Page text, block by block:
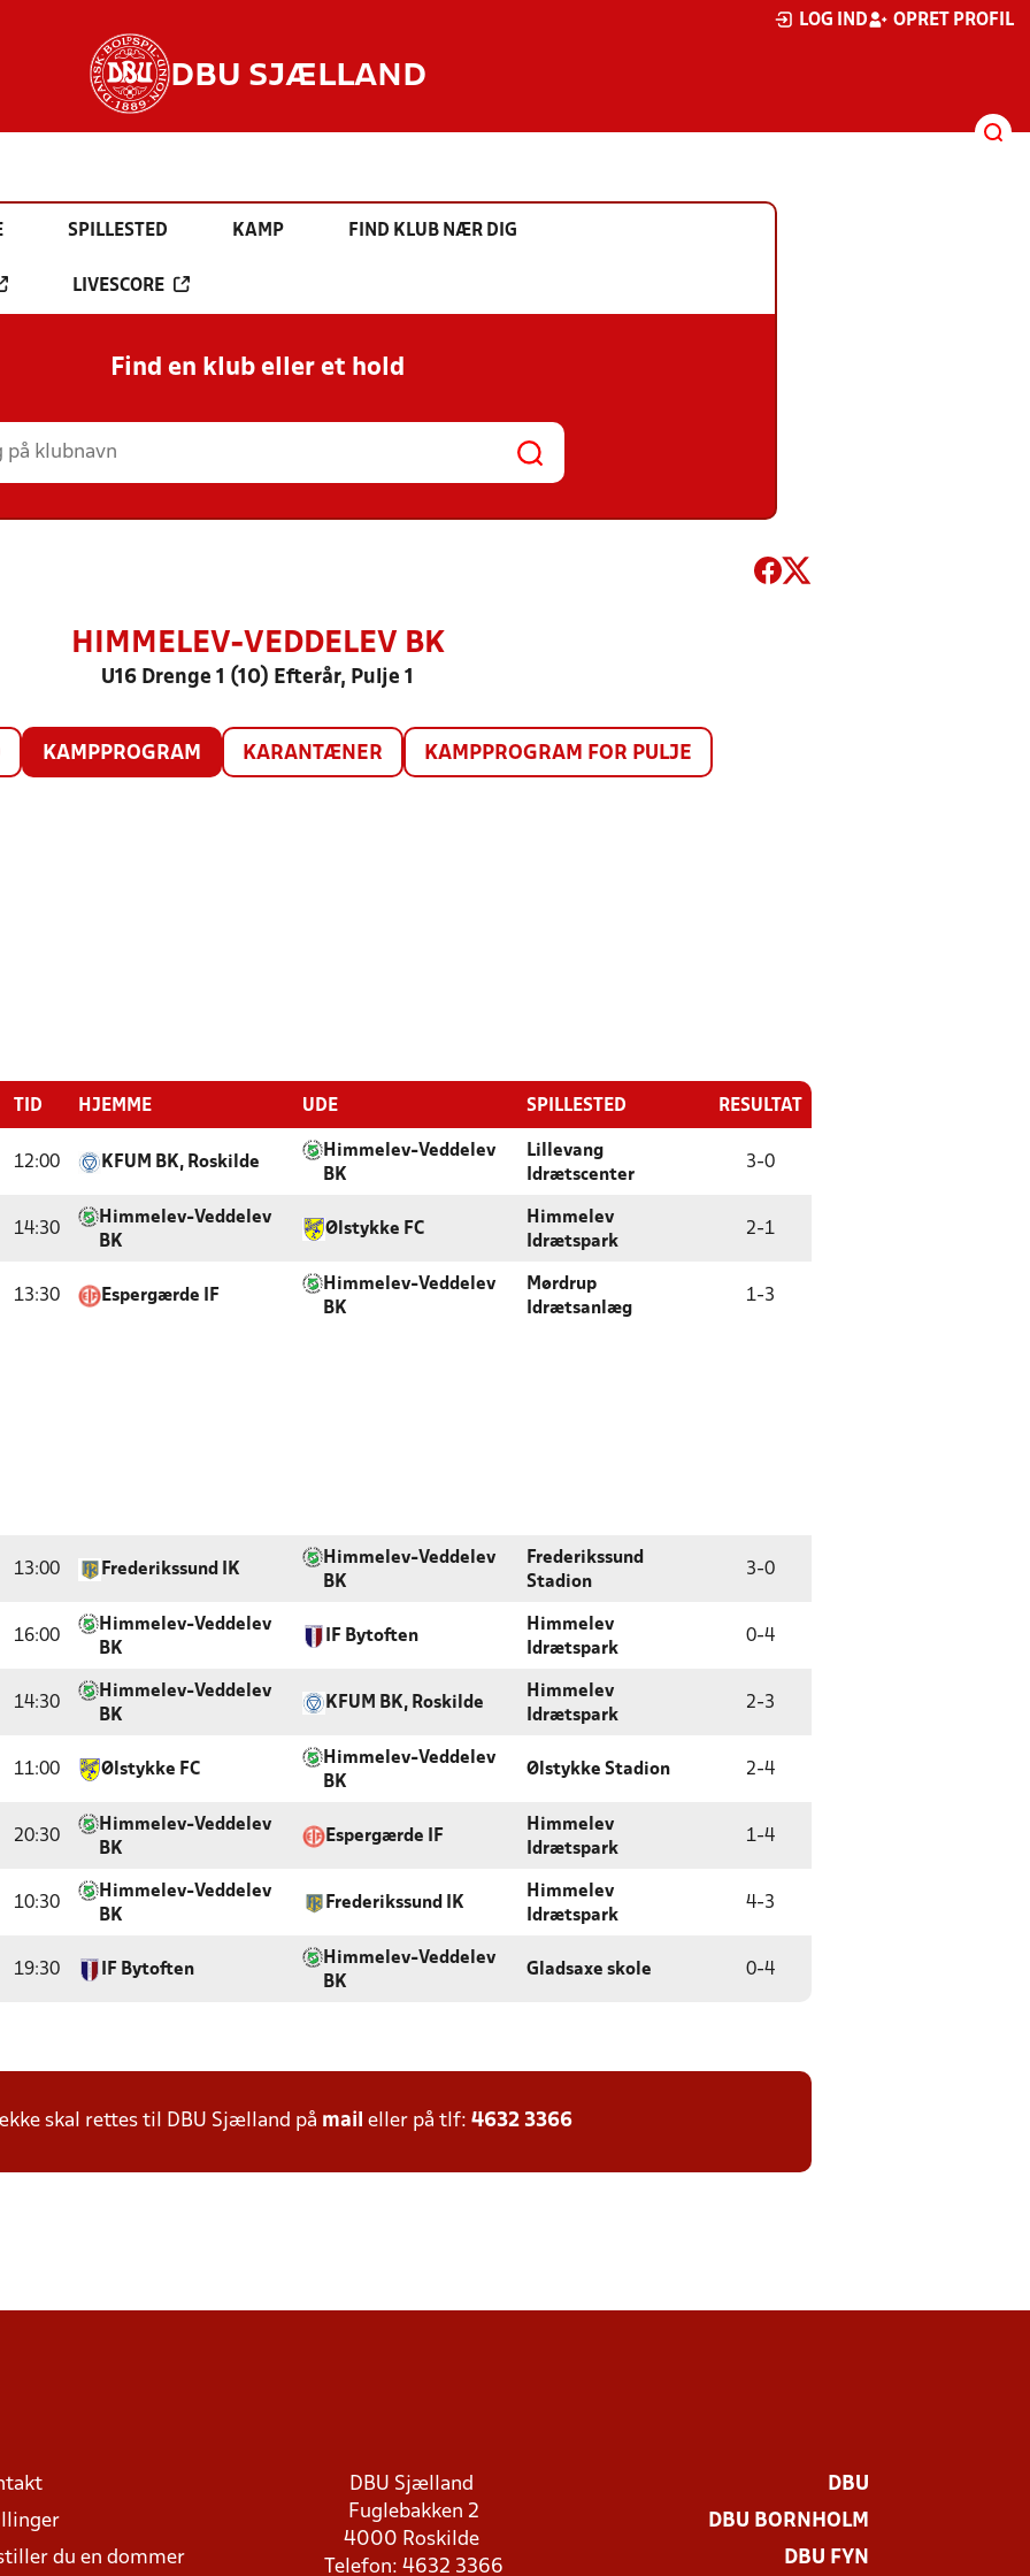
LOG IND OPRET PROFIL
DBU SJÆLLAND
SPILLESTED KAMP FIND KLUB NÆR DIG
LIVESCORE
Find en klub eller et hold
HIMMELEV-VEDDELEV BK
U16 Drenge 1 (10) Efterår, Pulje 1
KAMPPROGRAM KARANTÆNER KAMPPROGRAM FOR PULJE
TID HJEMME UDE SPILLESTED RESULTAT
12:00 KFUM BK, Roskilde
Himmelev-Veddelev
BK
Lillevang
Idrætscenter
3-0
14:30
Himmelev-Veddelev
BK
Ølstykke FC
Himmelev
Idrætspark
2-1
13:30 Espergærde IF
Himmelev-Veddelev
BK
Mørdrup
Idrætsanlæg
1-3
13:00 Frederikssund IK
Himmelev-Veddelev
BK
Frederikssund
Stadion
3-0
16:00
Himmelev-Veddelev
BK
IF Bytoften
Himmelev
Idrætspark
0-4
14:30
Himmelev-Veddelev
BK
KFUM BK, Roskilde
Himmelev
Idrætspark
2-3
11:00 Ølstykke FC
Himmelev-Veddelev
BK
Ølstykke Stadion 2-4
20:30
Himmelev-Veddelev
BK
Espergærde IF
Himmelev
Idrætspark
1-4
10:30
Himmelev-Veddelev
BK
Frederikssund IK
Himmelev
Idrætspark
4-3
19:30 IF Bytoften
Himmelev-Veddelev
BK
Gladsaxe skole 0-4
skal rettes til DBU Sjælland på mail eller på tlf: 4632 3366
du en dommer
DBU Sjælland
Fuglebakken 2
4000 Roskilde
Telefon: 4632 3366
DBU
DBU BORNHOLM
DBU FYN